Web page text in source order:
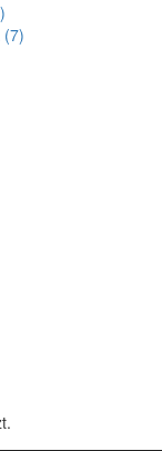
(7)